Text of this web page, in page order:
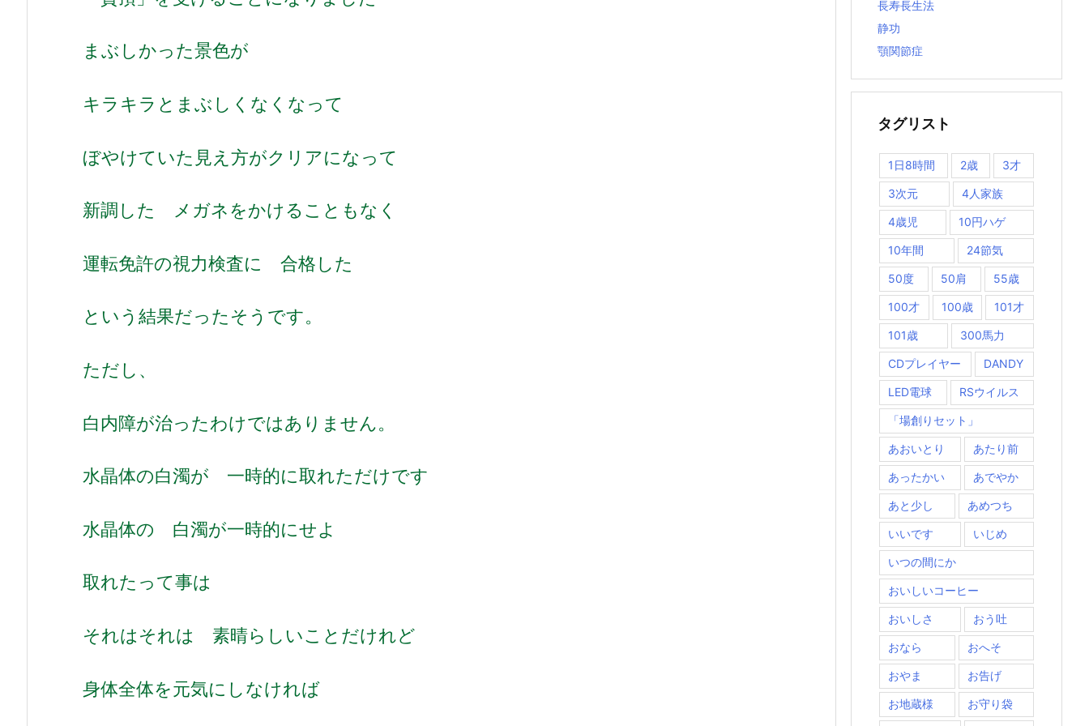
まぶしかった景色が
キラキラとまぶしくなくなって
ぼやけていた見え方がクリアになって
新調した メガネをかけることもなく
運転免許の視力検査に 合格した
という結果だったそうです。
ただし、
白内障が治ったわけではありません。
水晶体の白濁が 一時的に取れただけです
水晶体の 白濁が一時的にせよ
取れたって事は
それはそれは 素晴らしいことだけれど
身体全体を元気にしなければ
長寿長生法
静功
顎関節症
タグリスト
1日8時間 2歳 3才
3次元 4人家族
4歳児 10円ハゲ
10年間 24節気
50度 50肩 55歳
100才 100歳 101才
101歳 300馬力
CDプレイヤー DANDY
LED電球 RSウイルス
「場創りセット」
あおいとり あたり前
あったかい あでやか
あと少し あめつち
いいです いじめ
いつの間にか
おいしいコーヒー
おいしさ おう吐
おなら おへそ
おやま お告げ
お地蔵様 お守り袋